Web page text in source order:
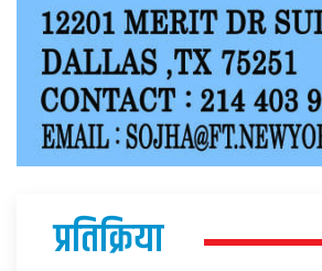
प्रतिक्रिया